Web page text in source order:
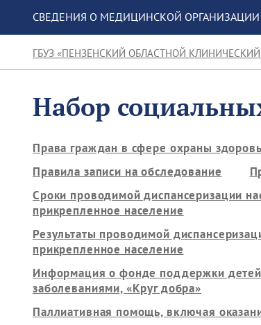
СВЕДЕНИЯ О МЕДИЦИНСКОЙ ОРГАНИЗАЦИИ
ГБУЗ «ПЕНЗЕНСКИЙ ОБЛАСТНОЙ
Набор
Права граждан в сфере охраны
Правила записи на обследование
Сроки проводимой диспансеризации
прикрепленное население
Результаты проводимой
прикрепленное население
Информация о фонде поддержки
заболеваниями, «Круг добра»
Паллиативная помощь, включая